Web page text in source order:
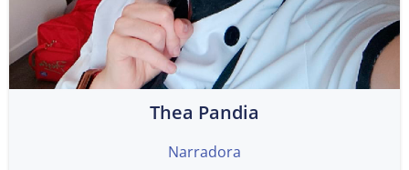
Thea Pandia
Narradora